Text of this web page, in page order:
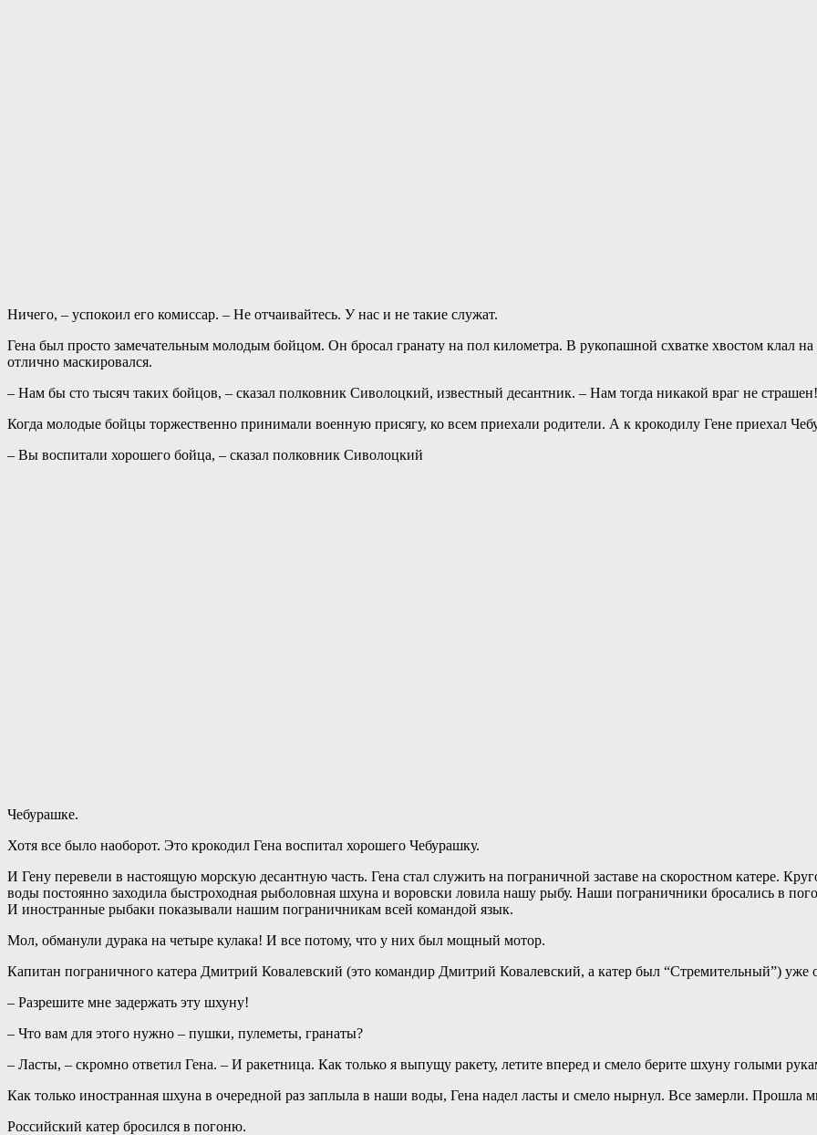
Ничего, – успокоил его комиссар. – Не отчаивайтесь. У нас и не такие служат.
Гена был просто замечательным молодым бойцом. Он бросал гранату на пол километра. В рукопашной схватке хвостом клал
отлично маскировался.
– Нам бы сто тысяч таких бойцов, – сказал полковник Сиволоцкий, известный десантник. – Нам тогда никакой враг не страшен!
Когда молодые бойцы торжественно принимали военную присягу, ко всем приехали родители. А к крокодилу Гене приехал
– Вы воспитали хорошего бойца, – сказал полковник Сиволоцкий
Чебурашке.
Хотя все было наоборот. Это крокодил Гена воспитал хорошего Чебурашку.
И Гену перевели в настоящую морскую десантную часть. Гена стал служить на пограничной заставе на скоростном катере.
воды постоянно заходила быстроходная рыболовная шхуна и воровски ловила нашу рыбу. Наши пограничники бросались в
И иностранные рыбаки показывали нашим пограничникам всей командой язык.
Мол, обманули дурака на четыре кулака! И все потому, что у них был мощный мотор.
Капитан пограничного катера Дмитрий Ковалевский (это командир Дмитрий Ковалевский, а катер был “Стремительный”) уже
– Разрешите мне задержать эту шхуну!
– Что вам для этого нужно – пушки, пулеметы, гранаты?
– Ласты, – скромно ответил Гена. – И ракетница. Как только я выпущу ракету, летите вперед и смело берите шхуну голыми
Как только иностранная шхуна в очередной раз заплыла в наши воды, Гена надел ласты и смело нырнул. Все замерли. Прошла
Российский катер бросился в погоню.